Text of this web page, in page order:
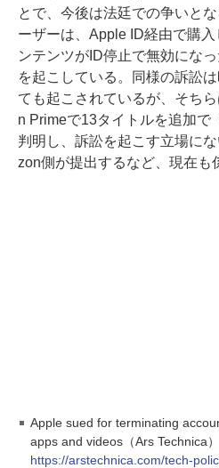
とで、今後は法廷での争いと
ーザーは、Apple ID経由で購
ンテンツがID停止で無効にな
を起こしている。同様の訴訟
ても起こされているが、そち
n Primeで13タイトルを追加で
判明し、訴訟を起こす立場に
zon側が提出するなど、現在も
Apple sued for terminating
apps and videos（Ars Technica）
https://arstechnica.com/tech-